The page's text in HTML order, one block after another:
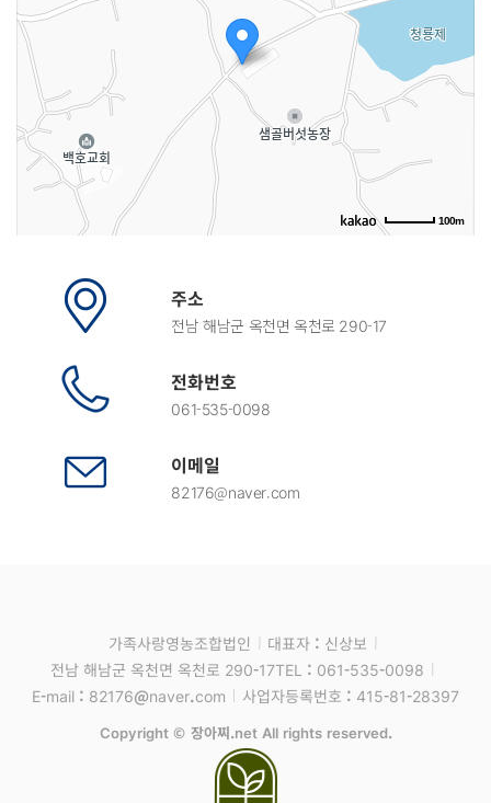
100m
주소
전남 해남군 옥천면 옥천로 290-17
전화번호
061-535-0098
이메일
82176@naver.com
가족사랑영농조합법인
대표자 : 신상보
전남 해남군 옥천면 옥천로 290-17TEL : 061-535-0098
E-mail : 82176@naver.com
사업자등록번호 : 415-81-28397
Copyright © 장아찌.net All rights reserved.